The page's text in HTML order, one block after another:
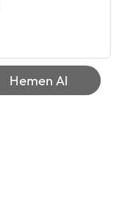
Hemen Al